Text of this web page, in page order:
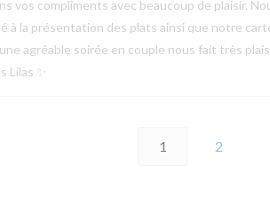
vos compliments avec beaucoup de plaisir.
à la présentation des plats ainsi que notre
agréable soirée en couple nous fait très
✨
1 2